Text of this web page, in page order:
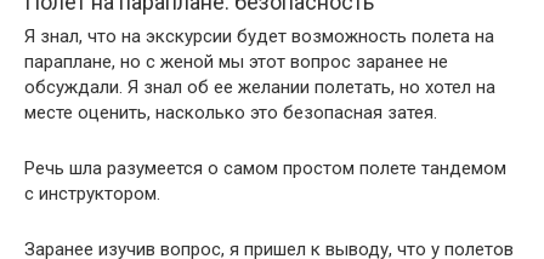
Я знал, что на экскурсии будет возможность полета на
параплане, но с женой мы этот вопрос заранее не
обсуждали. Я знал об ее желании полетать, но хотел на
месте оценить, насколько это безопасная затея.
Речь шла разумеется о самом простом полете тандемом
с инструктором.
Заранее изучив вопрос, я пришел к выводу, что у полетов